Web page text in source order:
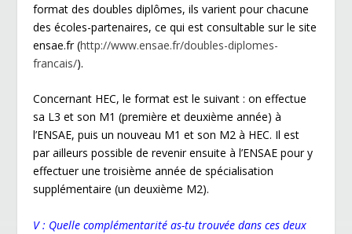
format des doubles diplômes, ils varient pour chacune
des écoles-partenaires, ce qui est consultable sur le site
ensae.fr (http://www.ensae.fr/doubles-diplomes-
francais/).
Concernant HEC, le format est le suivant : on effectue
sa L3 et son M1 (première et deuxième année) à
l’ENSAE, puis un nouveau M1 et son M2 à HEC. Il est
par ailleurs possible de revenir ensuite à l’ENSAE pour y
effectuer une troisième année de spécialisation
supplémentaire (un deuxième M2).
V : Quelle complémentarité as-tu trouvée dans ces deux